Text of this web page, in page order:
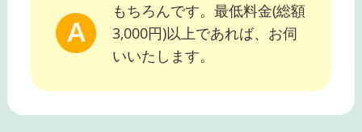
もちろんです。最低料金(総額
3,000円)以上であれば、お伺
いいたします。